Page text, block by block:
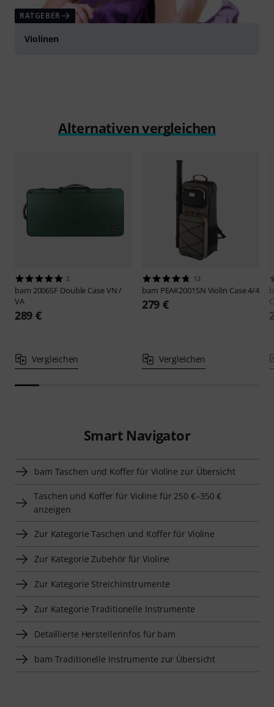
RATGEBER
Violinen
Alternativen vergleichen
2
bam 2006SF Double Case VN /
VA
289 €
Vergleichen
13
bam PEAK2001SN Violin Case 4/4
279 €
Vergleichen
Smart Navigator
bam Taschen und Koffer für Violine zur Übersicht
Taschen und Koffer für Violine für 250 €–350 €
anzeigen
Zur Kategorie Taschen und Koffer für Violine
Zur Kategorie Zubehör für Violine
Zur Kategorie Streichinstrumente
Zur Kategorie Traditionelle Instrumente
Detaillierte Herstellerinfos für bam
bam Traditionelle Instrumente zur Übersicht